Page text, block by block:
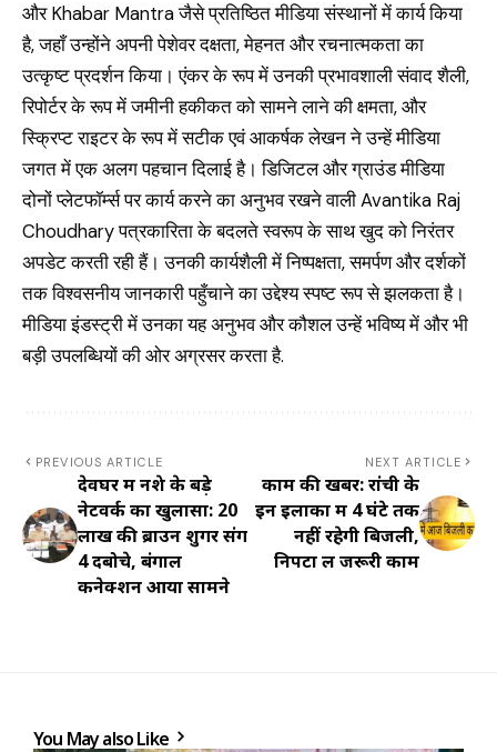
और Khabar Mantra जैसे प्रतिष्ठित मीडिया संस्थानों में कार्य किया
है, जहाँ उन्होंने अपनी पेशेवर दक्षता, मेहनत और रचनात्मकता का
उत्कृष्ट प्रदर्शन किया। एंकर के रूप में उनकी प्रभावशाली संवाद शैली,
रिपोर्टर के रूप में जमीनी हकीकत को सामने लाने की क्षमता, और
स्क्रिप्ट राइटर के रूप में सटीक एवं आकर्षक लेखन ने उन्हें मीडिया
जगत में एक अलग पहचान दिलाई है। डिजिटल और ग्राउंड मीडिया
दोनों प्लेटफॉर्म्स पर कार्य करने का अनुभव रखने वाली Avantika Raj
Choudhary पत्रकारिता के बदलते स्वरूप के साथ खुद को निरंतर
अपडेट करती रही हैं। उनकी कार्यशैली में निष्पक्षता, समर्पण और दर्शकों
तक विश्वसनीय जानकारी पहुँचाने का उद्देश्य स्पष्ट रूप से झलकता है।
मीडिया इंडस्ट्री में उनका यह अनुभव और कौशल उन्हें भविष्य में और भी
बड़ी उपलब्धियों की ओर अग्रसर करता है.
PREVIOUS ARTICLE
देवघर में नशे के बड़े
नेटवर्क का खुलासा: 20
लाख की ब्राउन शुगर संग
4 दबोचे, बंगाल
कनेक्शन आया सामने
NEXT ARTICLE
काम की खबर: रांची के
इन इलाकों में 4 घंटे तक
नहीं रहेगी बिजली,
निपटा लें जरूरी काम
You May also Like